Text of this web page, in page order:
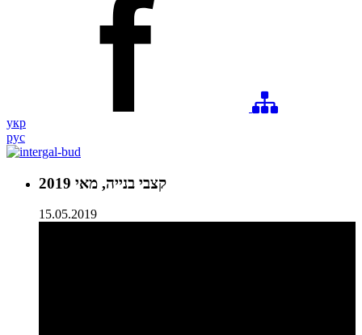
укр
рус
קצבי בנייה, מאי 2019
15.05.2019